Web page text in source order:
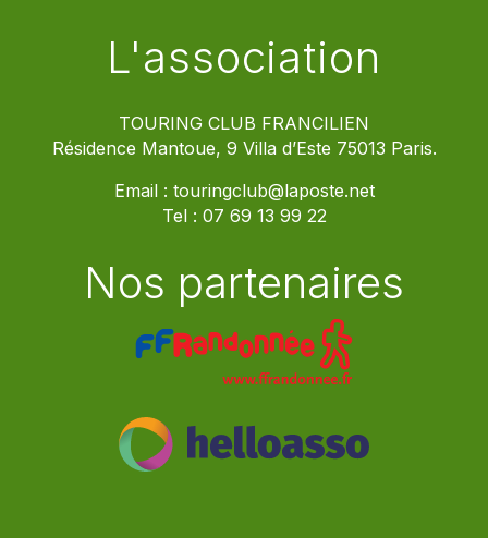
L'association
TOURING CLUB FRANCILIEN
Résidence Mantoue, 9 Villa d’Este 75013 Paris.
Email : touringclub@laposte.net
Tel : 07 69 13 99 22
Nos partenaires